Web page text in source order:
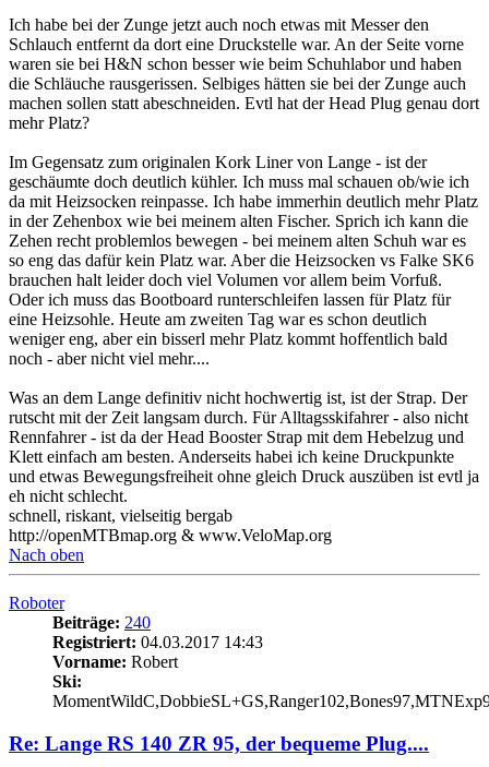
Ich habe bei der Zunge jetzt auch noch etwas mit Messer den
Schlauch entfernt da dort eine Druckstelle war. An der Seite vorne
waren sie bei H&N schon besser wie beim Schuhlabor und haben
die Schläuche rausgerissen. Selbiges hätten sie bei der Zunge auch
machen sollen statt abeschneiden. Evtl hat der Head Plug genau dort
mehr Platz?
Im Gegensatz zum originalen Kork Liner von Lange - ist der
geschäumte doch deutlich kühler. Ich muss mal schauen ob/wie ich
da mit Heizsocken reinpasse. Ich habe immerhin deutlich mehr Platz
in der Zehenbox wie bei meinem alten Fischer. Sprich ich kann die
Zehen recht problemlos bewegen - bei meinem alten Schuh war es
so eng das dafür kein Platz war. Aber die Heizsocken vs Falke SK6
brauchen halt leider doch viel Volumen vor allem beim Vorfuß.
Oder ich muss das Bootboard runterschleifen lassen für Platz für
eine Heizsohle. Heute am zweiten Tag war es schon deutlich
weniger eng, aber ein bisserl mehr Platz kommt hoffentlich bald
noch - aber nicht viel mehr....
Was an dem Lange definitiv nicht hochwertig ist, ist der Strap. Der
rutscht mit der Zeit langsam durch. Für Alltagsskifahrer - also nicht
Rennfahrer - ist da der Head Booster Strap mit dem Hebelzug und
Klett einfach am besten. Anderseits habei ich keine Druckpunkte
und etwas Bewegungsfreiheit ohne gleich Druck auszüben ist evtl ja
eh nicht schlecht.
schnell, riskant, vielseitig bergab
http://openMTBmap.org & www.VeloMap.org
Nach oben
Roboter
Beiträge: 240
Registriert: 04.03.2017 14:43
Vorname: Robert
Ski:
Re: Lange RS 140 ZR 95, der bequeme Plug....